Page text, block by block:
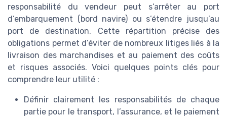
responsabilité du vendeur peut s’arrêter au port
d’embarquement (bord navire) ou s’étendre jusqu’au
port de destination. Cette répartition précise des
obligations permet d’éviter de nombreux litiges liés à la
livraison des marchandises et au paiement des coûts
et risques associés. Voici quelques points clés pour
comprendre leur utilité :
Définir clairement les responsabilités de chaque
partie pour le transport, l’assurance, et le paiement